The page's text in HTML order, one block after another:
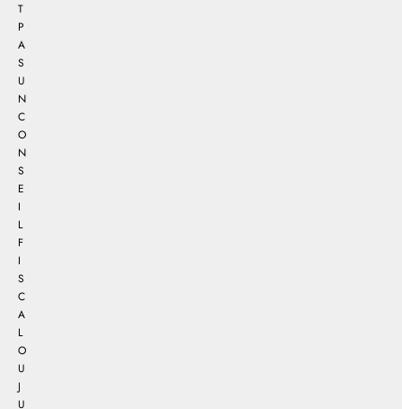
T
P
A
S
U
N
C
O
N
S
E
I
L
F
I
S
C
A
L
O
U
J
U